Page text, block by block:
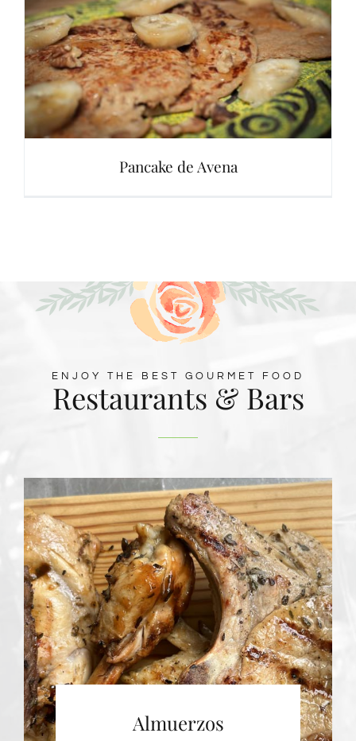
Pancake de Avena
ENJOY THE BEST GOURMET FOOD
Restaurants & Bars
Almuerzos